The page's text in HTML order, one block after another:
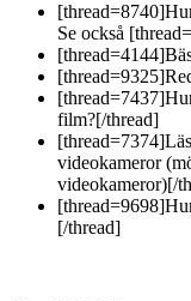
Se också
film?[/thread]
videokameror
videokameror)[/
[/thread]